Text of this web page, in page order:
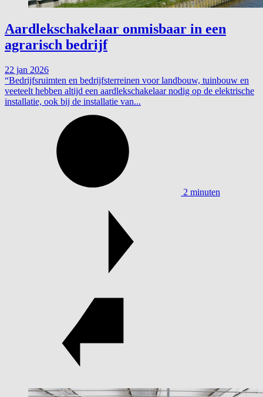
Aardlekschakelaar onmisbaar in een
agrarisch bedrijf
22 jan 2026
“Bedrijfsruimten en bedrijfsterreinen voor landbouw, tuinbouw en
veeteelt hebben altijd een aardlekschakelaar nodig op de elektrische
installatie, ook bij de installatie van...
2 minuten